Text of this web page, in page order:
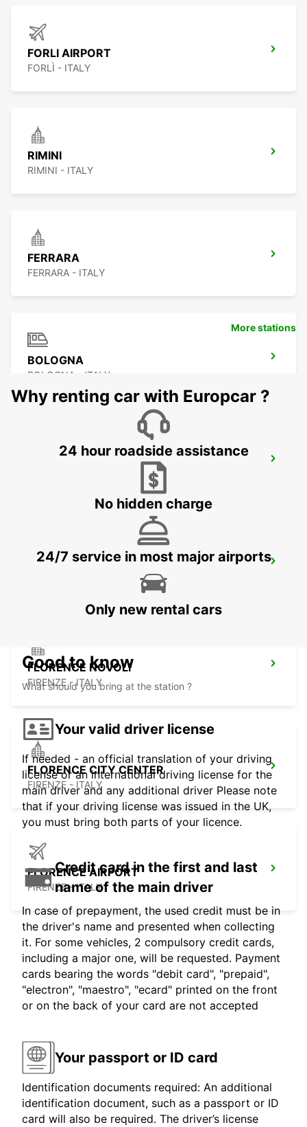
FORLI AIRPORT
FORLÌ - ITALY
RIMINI
RIMINI - ITALY
FERRARA
FERRARA - ITALY
BOLOGNA
BOLOGNA - ITALY
ROVIGO
FLORENCE NOVOLI
FIRENZE - ITALY
FLORENCE CITY CENTER
FIRENZE - ITALY
FLORENCE AIRPORT
FIRENZE - ITALY
More stations
Why renting car with Europcar ?
24 hour roadside assistance
No hidden charge
24/7 service in most major airports
Only new rental cars
Good to know
What should you bring at the station ?
Your valid driver license
If needed - an official translation of your driving
license or an international driving license for the
main driver and any additional driver Please note
that if your driving license was issued in the UK,
you must bring both parts of your licence.
Credit card in the first and last
name of the main driver
In case of prepayment, the used credit must be in
the driver's name and presented when collecting
it. For some vehicles, 2 compulsory credit cards,
including a major one, will be requested. Payment
cards bearing the words "debit card", "prepaid",
"electron", "maestro", "ecard" printed on the front
or on the back of your card are not accepted
Your passport or ID card
Identification documents required: An additional
identification document, such as a passport or ID
card will also be required. The driver’s license